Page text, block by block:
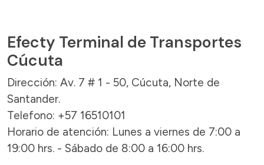
Efecty Terminal de Transportes
Cúcuta
Dirección: Av. 7 # 1 - 50, Cúcuta, Norte de
Santander.
Telefono: +57 16510101
Horario de atención: Lunes a viernes de 7:00 a
19:00 hrs. - Sábado de 8:00 a 16:00 hrs.